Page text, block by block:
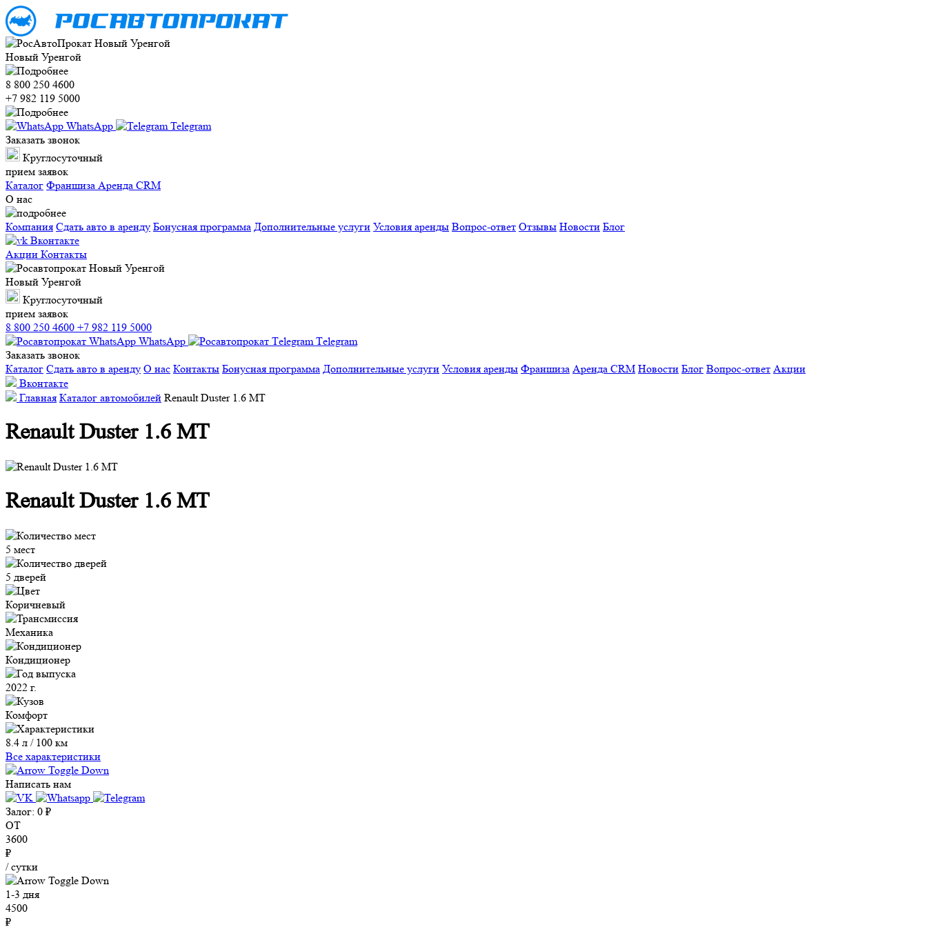
Новый Уренгой
8 800 250 4600
+7 982 119 5000
WhatsApp
Telegram
Заказать звонок
Круглосуточный
прием заявок
Каталог Франшиза Аренда CRM
О нас
Компания Сдать авто в аренду Бонусная программа Дополнительные услуги Условия аренды Вопрос-ответ Отзывы Новости Блог
Вконтакте
Акции Контакты
Новый Уренгой
Круглосуточный
прием заявок
8 800 250 4600 +7 982 119 5000
WhatsApp
Тelegram
Заказать звонок
Каталог Сдать авто в аренду О нас Контакты Бонусная программа Дополнительные услуги Условия аренды Франшиза Аренда CRM Новости Блог Вопрос-ответ Акции
Вконтакте
Главная Каталог автомобилей Renault Duster 1.6 MT
Renault Duster 1.6 MT
Renault Duster 1.6 MT
5 мест
5 дверей
Коричневый
Механика
Кондиционер
2022 г.
Комфорт
8.4 л / 100 км
Все характеристики
Написать нам
Залог: 0 ₽
ОТ
3600
₽
/ сутки
1-3 дня
4500
₽